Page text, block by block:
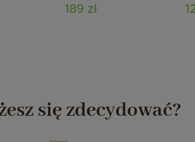
189 zł
się zdecydować?